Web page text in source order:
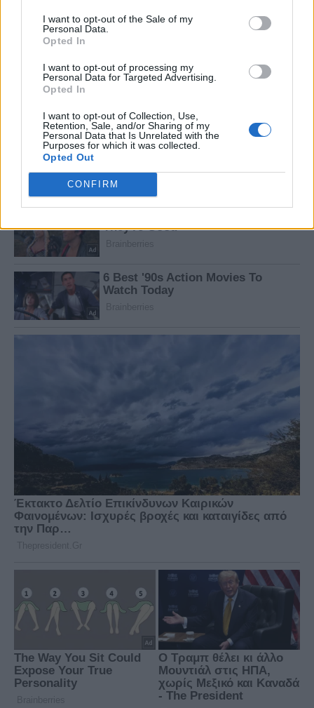
I want to opt-out of the Sale of my
Personal Data.
Opted In
I want to opt-out of processing my
Personal Data for Targeted Advertising.
Opted In
I want to opt-out of Collection, Use,
Retention, Sale, and/or Sharing of my
Personal Data that Is Unrelated with the
Purposes for which it was collected.
Opted Out
CONFIRM